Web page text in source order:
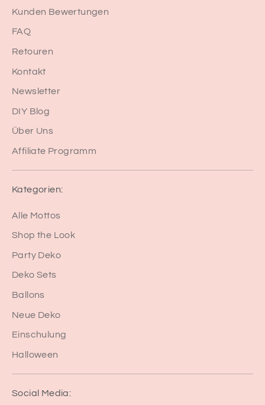
Kunden Bewertungen
FAQ
Retouren
Kontakt
Newsletter
DIY Blog
Über Uns
Affiliate Programm
Kategorien:
Alle Mottos
Shop the Look
Party Deko
Deko Sets
Ballons
Neue Deko
Einschulung
Halloween
Social Media: